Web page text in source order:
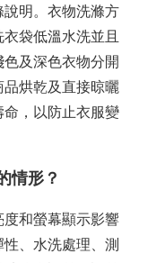
明。衣物洗滌方
袋低溫水洗並且
及深色衣物分開
烘乾及直接晾曬
，以防止衣服變
情形？
和螢幕顯示影響
、水洗處理、測